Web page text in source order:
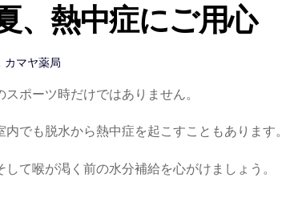
、熱中症にご用心
カマヤ薬局
ポーツ時だけではありません。
でも脱水から熱中症を起こすこともあります。
して喉が渇く前の水分補給を心がけましょう。